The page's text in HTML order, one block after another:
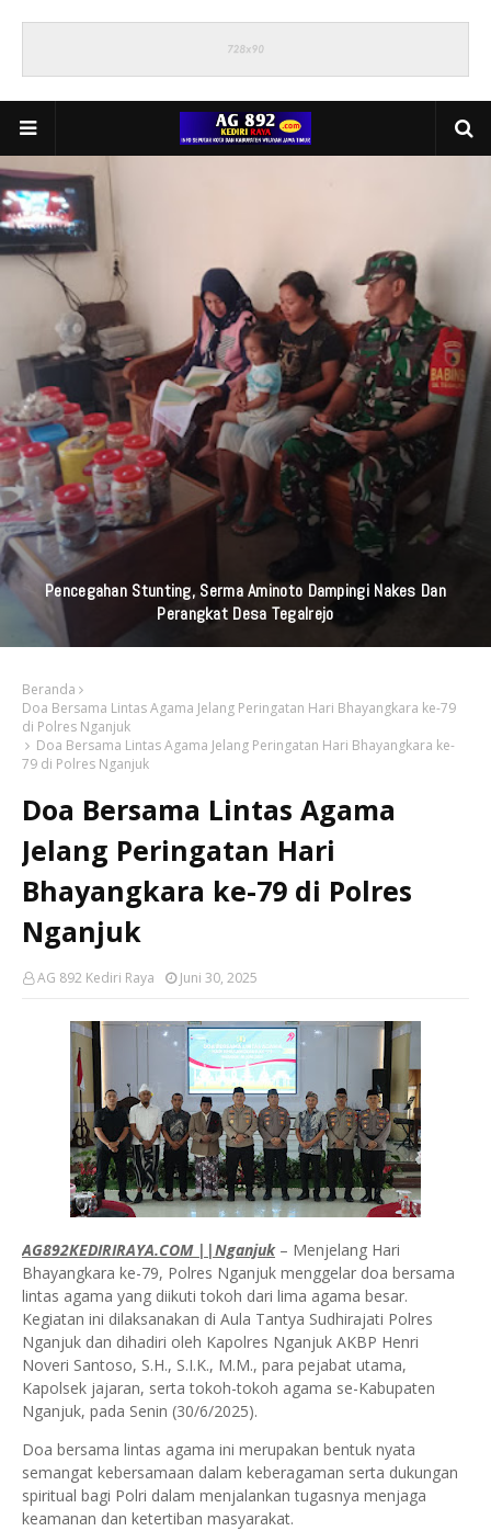
Pencegahan Stunting, Serma Aminoto Dampingi Nakes Dan
Perangkat Desa Tegalrejo
Beranda
Doa Bersama Lintas Agama Jelang Peringatan Hari Bhayangkara ke-79
di Polres Nganjuk
Doa Bersama Lintas Agama Jelang Peringatan Hari Bhayangkara ke-
79 di Polres Nganjuk
Doa Bersama Lintas Agama
Jelang Peringatan Hari
Bhayangkara ke-79 di Polres
Nganjuk
AG 892 Kediri Raya Juni 30, 2025
AG892KEDIRIRAYA.COM ||Nganjuk– Menjelang Hari
Bhayangkara ke-79, Polres Nganjuk menggelar doa bersama
lintas agama yang diikuti tokoh dari lima agama besar.
Kegiatan ini dilaksanakan di Aula Tantya Sudhirajati Polres
Nganjuk dan dihadiri oleh Kapolres Nganjuk AKBP Henri
Noveri Santoso, S.H., S.I.K., M.M., para pejabat utama,
Kapolsek jajaran, serta tokoh-tokoh agama se-Kabupaten
Nganjuk, pada Senin (30/6/2025).
Doa bersama lintas agama ini merupakan bentuk nyata
semangat kebersamaan dalam keberagaman serta dukungan
spiritual bagi Polri dalam menjalankan tugasnya menjaga
keamanan dan ketertiban masyarakat.